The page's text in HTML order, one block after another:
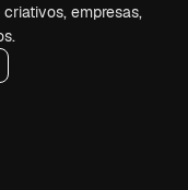
empresas,